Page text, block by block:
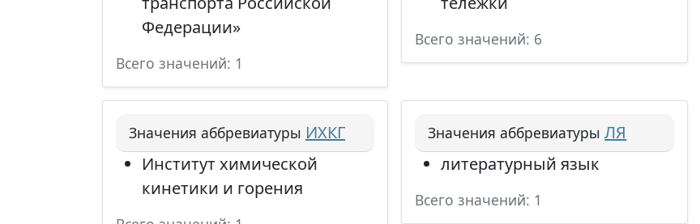
Федерации»
Всего значений: 1
Всего значений: 6
Значения аббревиатуры ИХКГ
Институт химической
кинетики и горения
Значения аббревиатуры ЛЯ
литературный язык
Всего значений: 1